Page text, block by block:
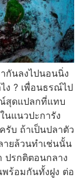
กันลงไปนอนนิ่ง
ง ? เพื่อนธรณ์ไป
สุดแปลกที่แทบ
นแนวปะการัง
บ ถ้าเป็นปลาตัว
ายล้วนทำเช่นนั้น
ปรกติตอนกลาง
ร้อมกันทั้งฝูง ต่อ